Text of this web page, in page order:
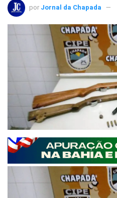
por Jornal da Chapada